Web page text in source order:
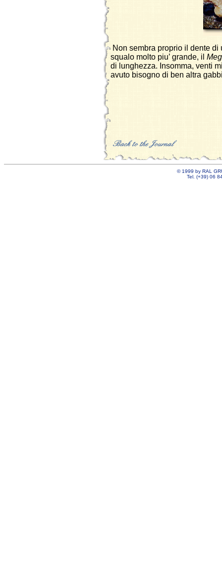
Non sembra proprio il dente di
squalo molto piu’ grande, il
di lunghezza. Insomma, venti
avuto bisogno di ben altra
©1999 by RAL
Tel. (+39) 06